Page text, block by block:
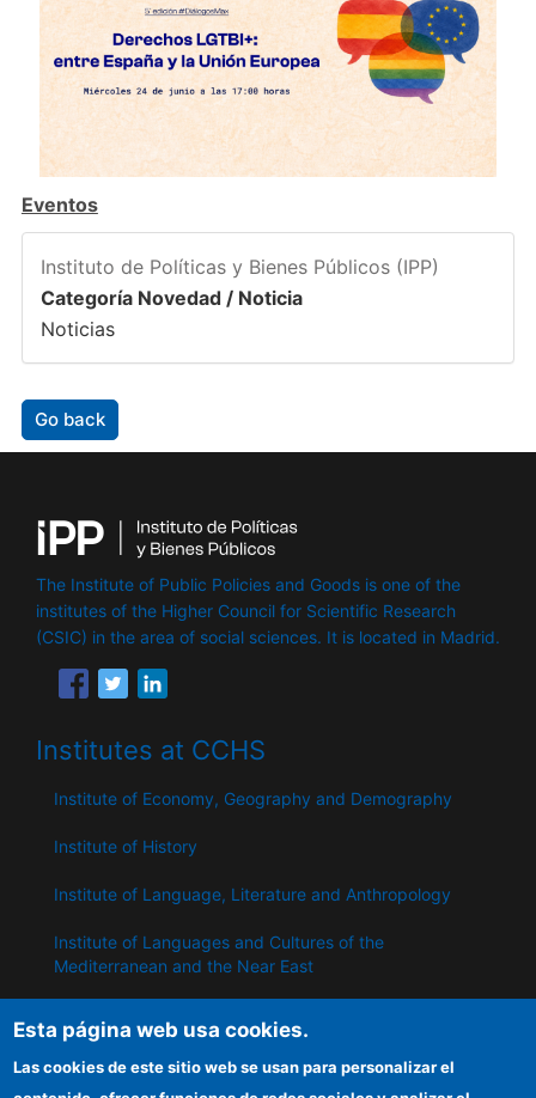
Eventos
Instituto de Políticas y Bienes Públicos (IPP)
Categoría Novedad / Noticia
Noticias
Go back
The Institute of Public Policies and Goods is one of the
institutes of the Higher Council for Scientific Research
(CSIC) in the area of ​​social sciences. It is located in Madrid.
Institutes at CCHS
Institute of Economy, Geography and Demography
Institute of History
Institute of Language, Literature and Anthropology
Institute of Languages ​​and Cultures of the
Mediterranean and the Near East
Institute of Public Policies and Goods
Esta página web usa cookies.
Las cookies de este sitio web se usan para personalizar el